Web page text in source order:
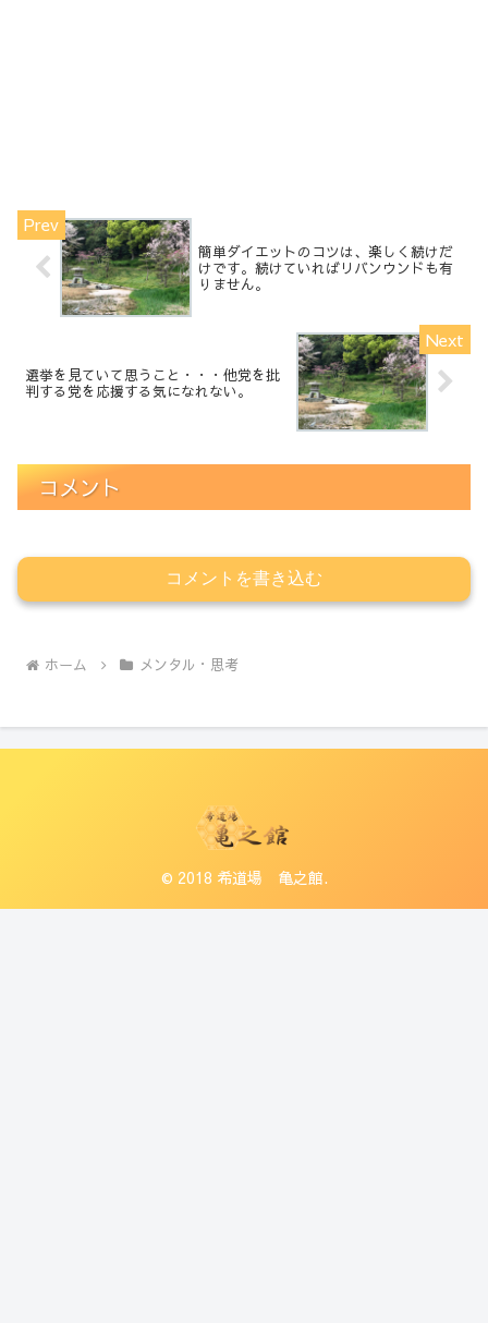
簡単ダイエットのコツは、楽しく続けだ
けです。続けていればリバンウンドも有
りません。
選挙を見ていて思うこと・・・他党を批
判する党を応援する気になれない。
コメント
コメントを書き込む
ホーム メンタル・思考
© 2018 希道場 亀之館.